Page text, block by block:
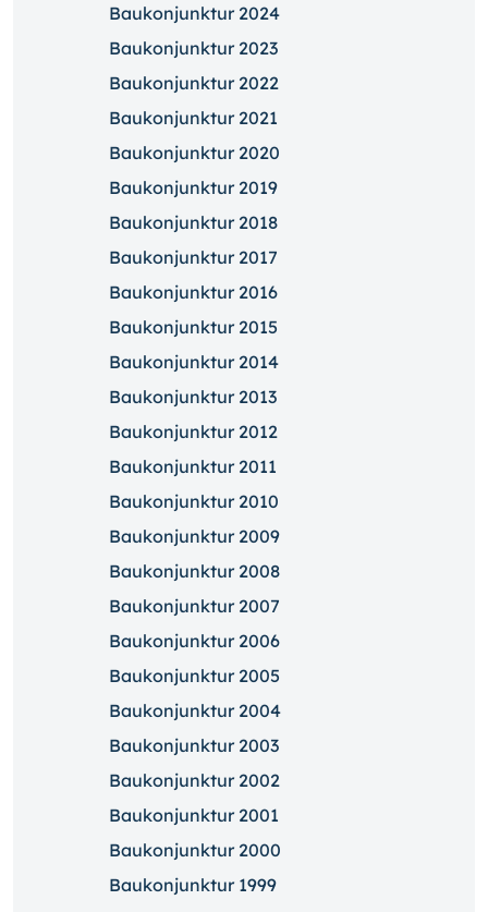
Baukonjunktur 2024
Baukonjunktur 2023
Baukonjunktur 2022
Baukonjunktur 2021
Baukonjunktur 2020
Baukonjunktur 2019
Baukonjunktur 2018
Baukonjunktur 2017
Baukonjunktur 2016
Baukonjunktur 2015
Baukonjunktur 2014
Baukonjunktur 2013
Baukonjunktur 2012
Baukonjunktur 2011
Baukonjunktur 2010
Baukonjunktur 2009
Baukonjunktur 2008
Baukonjunktur 2007
Baukonjunktur 2006
Baukonjunktur 2005
Baukonjunktur 2004
Baukonjunktur 2003
Baukonjunktur 2002
Baukonjunktur 2001
Baukonjunktur 2000
Baukonjunktur 1999